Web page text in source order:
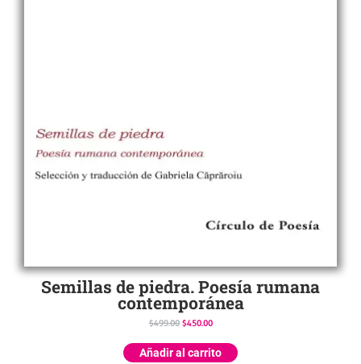
Semillas de piedra. Poesía rumana
contemporánea
$499.00 $450.00
Añadir al carrito